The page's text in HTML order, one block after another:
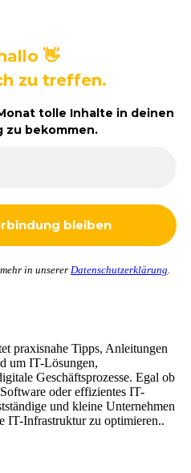
👋
zu treffen.
tolle Inhalte in deinen
zu bekommen.
in unserer Datenschutzerklärung.
praxisnahe Tipps, Anleitungen
um IT-Lösungen,
Geschäftsprozesse. Egal ob
oder effizientes IT-
und kleine Unternehmen
IT-Infrastruktur zu optimieren..